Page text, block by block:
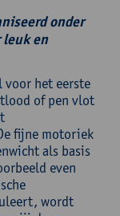
onder
en
voor het eerste
of pen vlot
fijne motoriek
als basis
even
wordt